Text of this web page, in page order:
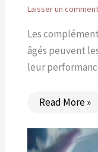
Laisser un
Les
âgés peuvent
leur
Read More »